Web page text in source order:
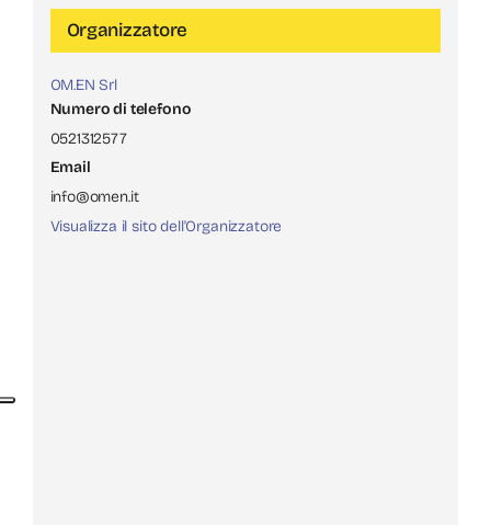
Organizzatore
OM.EN Srl
Numero di telefono
0521312577
Email
info@omen.it
Visualizza il sito dell'Organizzatore